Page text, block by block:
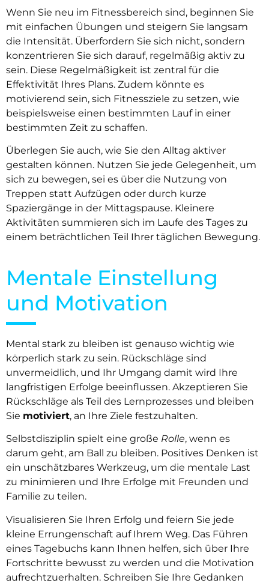
Wenn Sie neu im Fitnessbereich sind, beginnen Sie
mit einfachen Übungen und steigern Sie langsam
die Intensität. Überfordern Sie sich nicht, sondern
konzentrieren Sie sich darauf, regelmäßig aktiv zu
sein. Diese Regelmäßigkeit ist zentral für die
Effektivität Ihres Plans. Zudem könnte es
motivierend sein, sich Fitnessziele zu setzen, wie
beispielsweise einen bestimmten Lauf in einer
bestimmten Zeit zu schaffen.
Überlegen Sie auch, wie Sie den Alltag aktiver
gestalten können. Nutzen Sie jede Gelegenheit, um
sich zu bewegen, sei es über die Nutzung von
Treppen statt Aufzügen oder durch kurze
Spaziergänge in der Mittagspause. Kleinere
Aktivitäten summieren sich im Laufe des Tages zu
einem beträchtlichen Teil Ihrer täglichen Bewegung.
Mentale Einstellung
und Motivation
Mental stark zu bleiben ist genauso wichtig wie
körperlich stark zu sein. Rückschläge sind
unvermeidlich, und Ihr Umgang damit wird Ihre
langfristigen Erfolge beeinflussen. Akzeptieren Sie
Rückschläge als Teil des Lernprozesses und bleiben
Sie motiviert, an Ihre Ziele festzuhalten.
Selbstdisziplin spielt eine große Rolle, wenn es
darum geht, am Ball zu bleiben. Positives Denken ist
ein unschätzbares Werkzeug, um die mentale Last
zu minimieren und Ihre Erfolge mit Freunden und
Familie zu teilen.
Visualisieren Sie Ihren Erfolg und feiern Sie jede
kleine Errungenschaft auf Ihrem Weg. Das Führen
eines Tagebuchs kann Ihnen helfen, sich über Ihre
Fortschritte bewusst zu werden und die Motivation
aufrechtzuerhalten. Schreiben Sie Ihre Gedanken